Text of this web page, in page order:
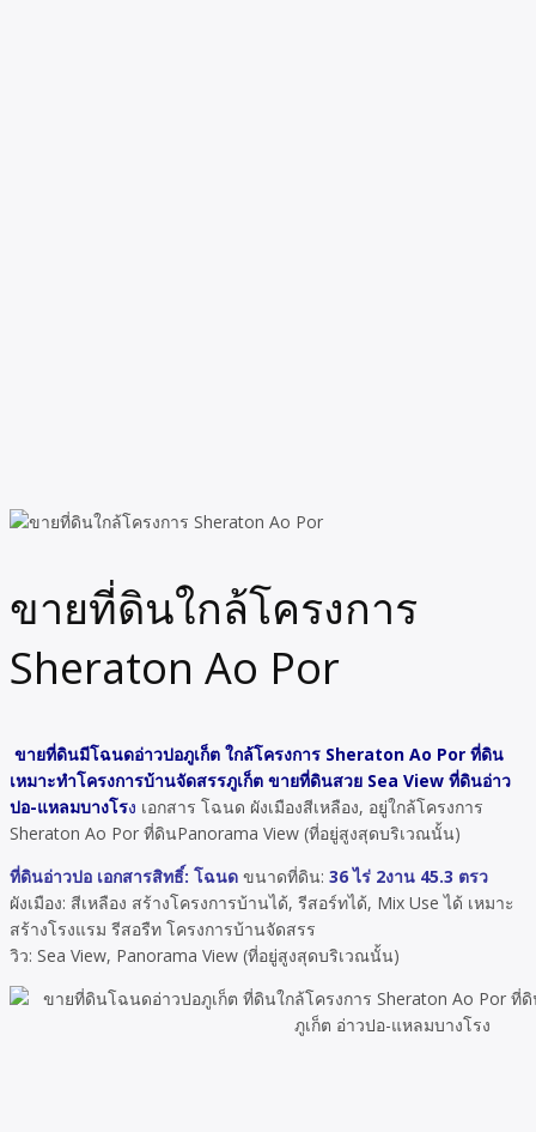
ขายที่ดินใกล้โครงการ
Sheraton Ao Por
ขายที่ดินมีโฉนดอ่าวปอภูเก็ต ใกล้โครงการ Sheraton Ao Por ที่ดิน
เหมาะทำโครงการบ้านจัดสรรภูเก็ต ขายที่ดินสวย Sea View ที่ดินอ่าว
ปอ-แหลมบางโรง เอกสาร โฉนด ผังเมืองสีเหลือง, อยู่ใกล้โครงการ
Sheraton Ao Por ที่ดินPanorama View (ที่อยู่สูงสุดบริเวณนั้น)
ที่ดินอ่าวปอ เอกสารสิทธิ์: โฉนด ขนาดที่ดิน: 36 ไร่ 2งาน 45.3 ตรว
ผังเมือง: สีเหลือง สร้างโครงการบ้านได้, รีสอร์ทได้, Mix Use ได้ เหมาะ
สร้างโรงแรม รีสอรืท โครงการบ้านจัดสรร
วิว: Sea View, Panorama View (ที่อยู่สูงสุดบริเวณนั้น)